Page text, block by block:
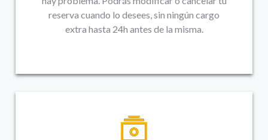
reserva cuando lo desees, sin ningún cargo
extra hasta 24h antes de la misma.